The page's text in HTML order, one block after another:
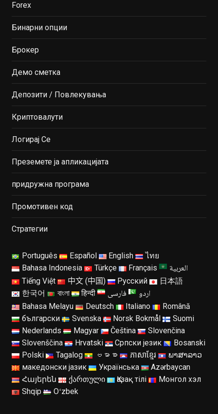
Forex
Бинарни опции
Брокер
Демо сметка
Депозити / Повлекувања
Криптовалути
Логирај Се
Преземете ја апликацијата
придружна програма
Промотивен код
Стратегии
Português Español English
ไทย
Bahasa Indonesia
Türkçe Français العربية
Tiếng Việt 中文 (中国) Русский
日本語
한국어
বাংলা हिन्दी فارسی اردو
Bahasa Melayu Deutsch Italiano
Română
български
Svenska Norsk Bokmål
Suomi
Nederlands
Magyar Čeština
Slovenčina
Slovenščina
Hrvatski Српски језик
Bosanski
Polski
Tagalog ဗမာစာ ភាសាខ្មែរ
ພາສາລາວ
македонски јазик
Українська
Azərbaycan
Հայերեն
ქართული Қазақ тілі
Монгол хэл
Shqip
Oʻzbek